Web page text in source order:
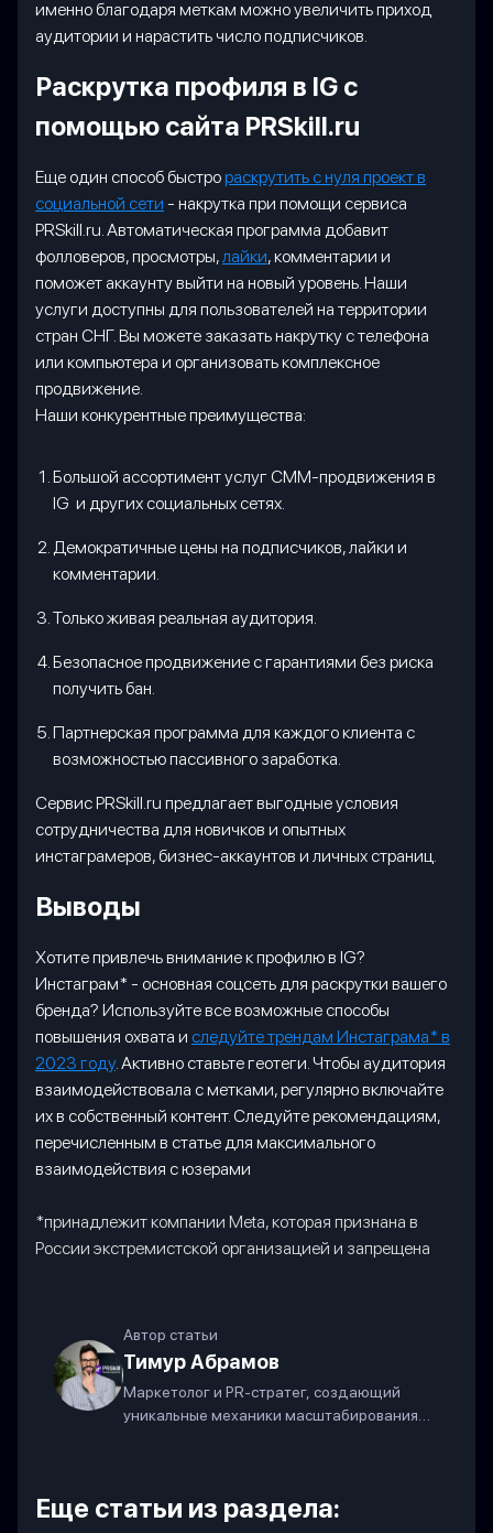
именно благодаря меткам можно увеличить приход
аудитории и нарастить число подписчиков.
Раскрутка профиля в IG с
помощью сайта PRSkill.ru
Еще один способ быстро раскрутить с нуля проект в
социальной сети - накрутка при помощи сервиса
PRSkill.ru. Автоматическая программа добавит
фолловеров, просмотры, лайки, комментарии и
поможет аккаунту выйти на новый уровень. Наши
услуги доступны для пользователей на территории
стран СНГ. Вы можете заказать накрутку с телефона
или компьютера и организовать комплексное
продвижение.
Наши конкурентные преимущества:
Большой ассортимент услуг СММ-продвижения в
IG и других социальных сетях.
Демократичные цены на подписчиков, лайки и
комментарии.
Только живая реальная аудитория.
Безопасное продвижение с гарантиями без риска
получить бан.
Партнерская программа для каждого клиента с
возможностью пассивного заработка.
Сервис PRSkill.ru предлагает выгодные условия
сотрудничества для новичков и опытных
инстаграмеров, бизнес-аккаунтов и личных страниц.
Выводы
Хотите привлечь внимание к профилю в IG?
Инстаграм* - основная соцсеть для раскрутки вашего
бренда? Используйте все возможные способы
повышения охвата и следуйте трендам Инстаграма* в
2023 году. Активно ставьте геотеги. Чтобы аудитория
взаимодействовала с метками, регулярно включайте
их в собственный контент. Следуйте рекомендациям,
перечисленным в статье для максимального
взаимодействия с юзерами
*принадлежит компании Meta, которая признана в
России экстремистской организацией и запрещена
Автор статьи
Тимур Абрамов
Маркетолог и PR-стратег, создающий
уникальные механики масштабирования
Еще статьи из раздела: